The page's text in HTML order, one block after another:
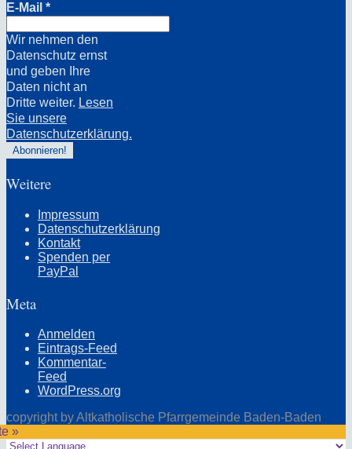
E-Mail *
Wir nehmen den
Datenschutz ernst
und geben Ihre
Daten nicht an
Dritte weiter. Lesen
Sie unsere
Datenschutzerklärung.
Weitere
Impressum
Datenschutzerklärung
Kontakt
Spenden per
PayPal
Meta
Anmelden
Eintrags-Feed
Kommentar-
Feed
WordPress.org
copyright by Altkatholische Pfarrgemeinde Baden-Baden
»